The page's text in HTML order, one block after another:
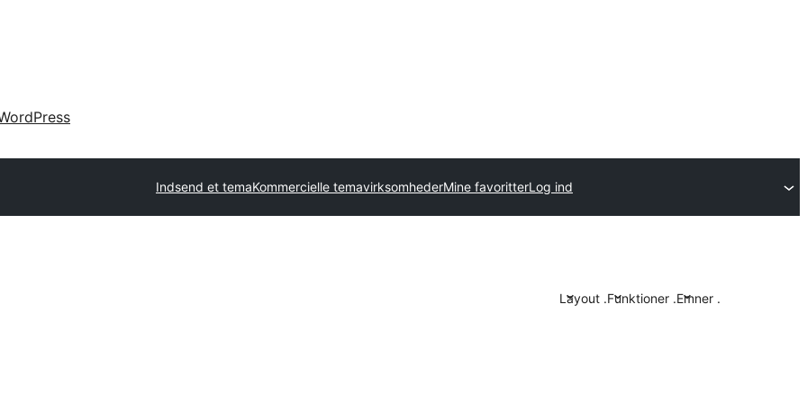
Indsend et temaKommercielle temavirksomhederMine favoritterLog ind
Layout .Funktioner .Emner .